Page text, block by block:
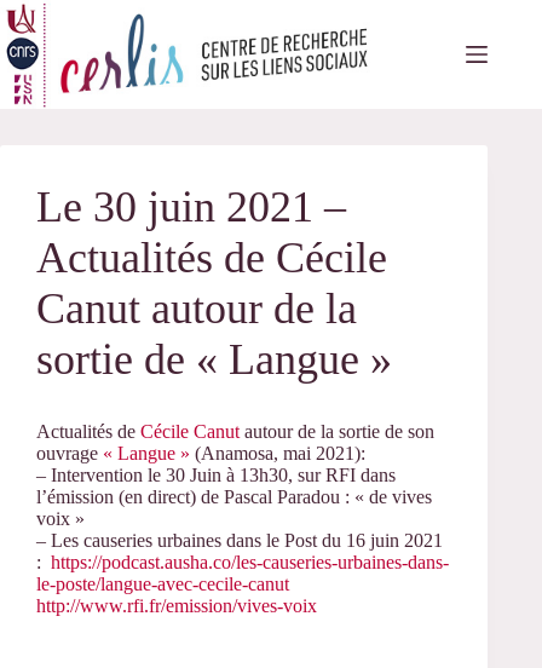
Passer
au
contenu
Le 30 juin 2021 –
Actualités de Cécile
Canut autour de la
sortie de « Langue »
Actualités de Cécile Canut autour de la sortie de son
ouvrage « Langue » (Anamosa, mai 2021):
– Intervention le 30 Juin à 13h30, sur RFI dans
l’émission (en direct) de Pascal Paradou : « de vives
voix »
– Les causeries urbaines dans le Post du 16 juin 2021
: https://podcast.ausha.co/les-causeries-urbaines-dans-
le-poste/langue-avec-cecile-canut
http://www.rfi.fr/emission/vives-voix